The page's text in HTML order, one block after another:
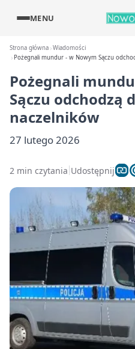
MENU
Strona główna Wiadomości
Pożegnali mundur - w Nowym Sączu
Pożegnali
Sączu odchodzą
naczelników
27 lutego 2026
2 min czytania Udostępnij